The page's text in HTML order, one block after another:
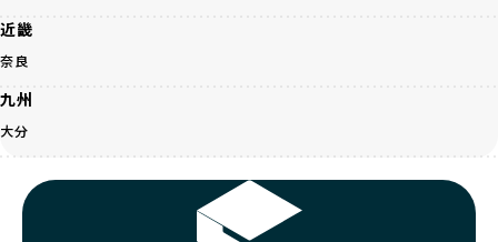
BreederFamiliesはその姿勢が評価され、寄付が実現してい
ます。この活動により、保護が必要なワンちゃんの救済や保
護活動の支援にも貢献しています。
BreederFamiliesのこうした取り組みは、目の前の子犬だけ
でなく、すべてのワンちゃんに優しい未来を創るための大き
な一歩です。ユーザーの皆さんがBreederFamiliesを通じて
子犬をお迎えすることで、こうした社会貢献活動を間接的に
支えることができます。
BreederFamiliesに登録されているブリーダーは、子犬が心
営利優先ブリーダーは、このような流行や需要に応じて無理
な繁殖を行いがちです。小柄な母犬を繁殖に多用して体に負
ど、健康を犠牲にした管理がされることもあります。このよ
うな方法では、ワンちゃんの免疫力や体力が低下し、飼い主
にとっても将来的な医療費やケアの負担が増える恐れがあり
ます。
優良ブリーダーは、こうした流行に流されず、ワンちゃんの
健康を最優先に考えています。特に小さいワンちゃんやレア
近畿
奈良
九州
大分